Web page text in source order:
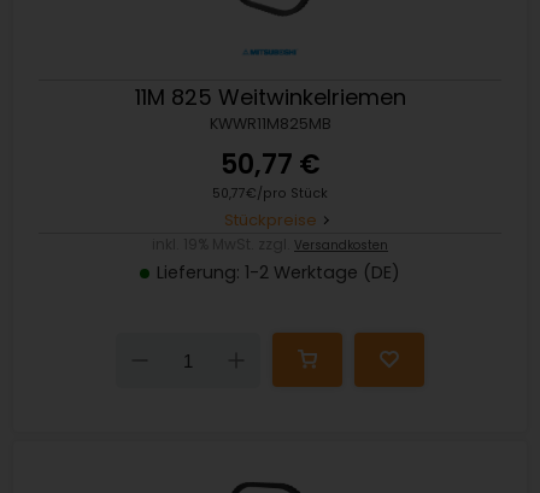
11M 825 Weitwinkelriemen
KWWR11M825MB
50,77 €
50,77€/pro Stück
Stückpreise
Versandkosten
Lieferung: 1-2 Werktage (DE)
Down